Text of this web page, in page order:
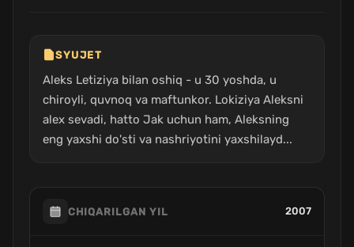
SYUJET
Aleks Letiziya bilan oshiq - u 30 yoshda, u
chiroyli, quvnoq va maftunkor. Lokiziya Aleksni
alex sevadi, hatto Jak uchun ham, Aleksning
eng yaxshi do'sti va nashriyotini yaxshilayd...
CHIQARILGAN YIL 2007